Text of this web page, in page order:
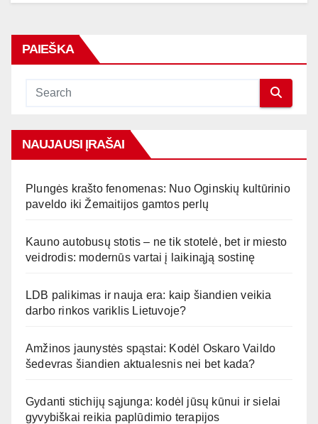
PAIEŠKA
NAUJAUSI ĮRAŠAI
Plungės krašto fenomenas: Nuo Oginskių kultūrinio
paveldo iki Žemaitijos gamtos perlų
Kauno autobusų stotis – ne tik stotelė, bet ir miesto
veidrodis: modernūs vartai į laikinąją sostinę
LDB palikimas ir nauja era: kaip šiandien veikia
darbo rinkos variklis Lietuvoje?
Amžinos jaunystės spąstai: Kodėl Oskaro Vaildo
šedevras šiandien aktualesnis nei bet kada?
Gydanti stichijų sąjunga: kodėl jūsų kūnui ir sielai
gyvybiškai reikia paplūdimio terapijos